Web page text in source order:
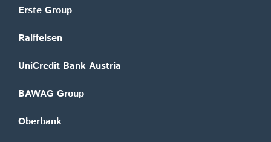
Erste Group
Raiffeisen
UniCredit Bank Austria
BAWAG Group
Oberbank